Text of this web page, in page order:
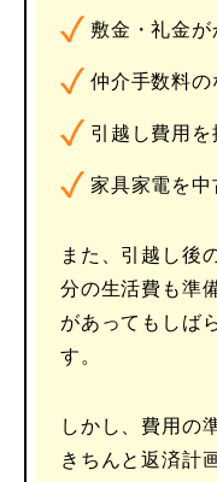
敷金・礼金
仲介手数料
引越し費用を
家具家電を中
また、引越し後
分の生活費も準
があってもしば
す。
しかし、費用の
きちんと返済計